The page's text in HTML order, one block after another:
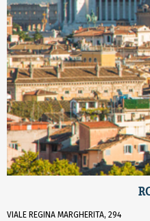
VIALE REGINA MARGHERITA, 294